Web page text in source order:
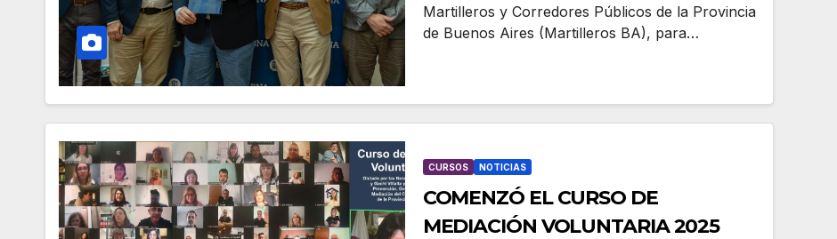
Martilleros y Corredores Públicos de la Provincia
de Buenos Aires (Martilleros BA), para…
CURSOS NOTICIAS
COMENZÓ EL CURSO DE
MEDIACIÓN VOLUNTARIA 2025